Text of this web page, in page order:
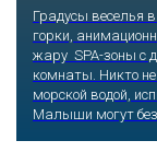
Сочи,
Оказавшись
любимых героев
сколько душе
уровня. Гости